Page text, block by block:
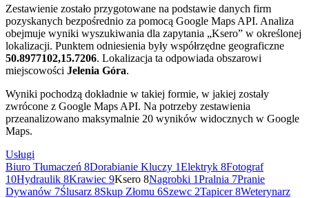
Zestawienie zostało przygotowane na podstawie danych firm
pozyskanych bezpośrednio za pomocą Google Maps API. Analiza
obejmuje wyniki wyszukiwania dla zapytania „Ksero” w określonej
lokalizacji. Punktem odniesienia były współrzędne geograficzne
50.8977102,15.7206. Lokalizacja ta odpowiada obszarowi
miejscowości Jelenia Góra.
Wyniki pochodzą dokładnie w takiej formie, w jakiej zostały
zwrócone z Google Maps API. Na potrzeby zestawienia
przeanalizowano maksymalnie 20 wyników widocznych w Google
Maps.
Usługi
Biuro Tłumaczeń 8Dorabianie Kluczy 1Elektryk 8Fotograf
10Hydraulik 8Krawiec 9Ksero 8Nagrobki 1Pralnia 7Pranie
Dywanów 7Ślusarz 8Skup Złomu 6Szewc 2Tapicer8Weterynarz